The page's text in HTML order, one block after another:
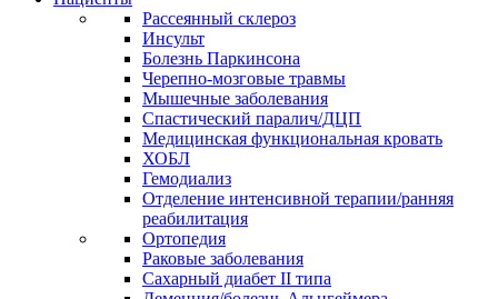
Рассеянный склероз
Инсульт
Болезнь Паркинсона
Черепно-мозговые травмы
Мышечные заболевания
Спастический паралич/ДЦП
Медицинская функциональная кровать
ХОБЛ
Гемодиализ
Отделение интенсивной терапии/ранняя
реабилитация
Ортопедия
Раковые заболевания
Сахарный диабет II типа